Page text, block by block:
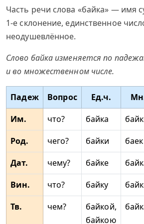
Часть речи слова «байка» — имя
1-е склонение, единственное
неодушевлённое.
Слово байка изменяется по
и во множественном числе.
Падеж Вопрос Ед.ч.
Им.
что? байка
Род.
чего? байки
баек
Дат.
чему? байке
Вин.
что? байку
Тв.
чем?
байкой,
байкою